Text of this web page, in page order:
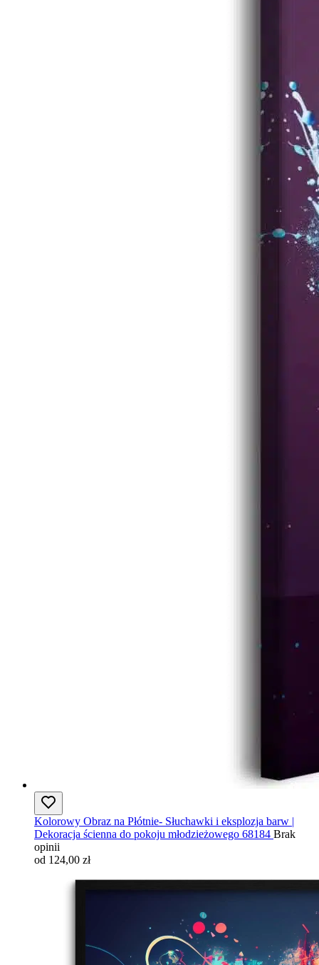
Kolorowy Obraz na Płótnie- Słuchawki i eksplozja barw |
Dekoracja ścienna do pokoju młodzieżowego 68184 Brak
opinii
od 124,00 zł